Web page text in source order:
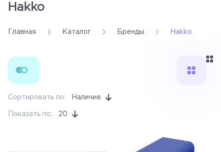
Настольные лампы
Hakko
Главная Каталог Бренды Hakko
Сортировать по: Наличие
Показать по: 20